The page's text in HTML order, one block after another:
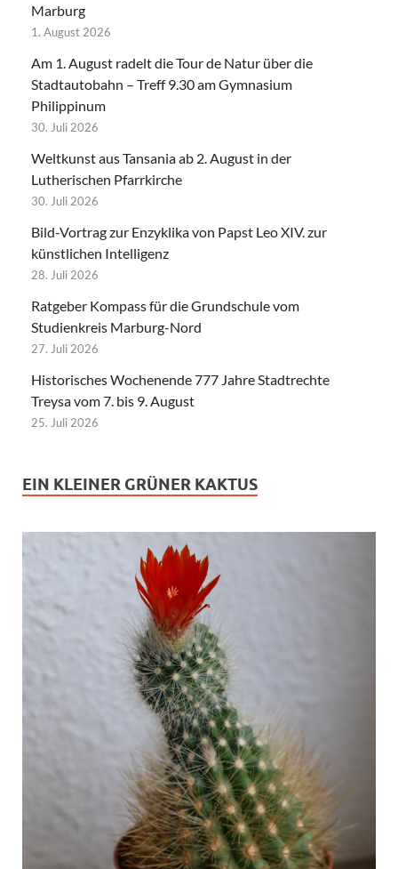
Marburg
1. August 2026
Am 1. August radelt die Tour de Natur über die
Stadtautobahn – Treff 9.30 am Gymnasium
Philippinum
30. Juli 2026
Weltkunst aus Tansania ab 2. August in der
Lutherischen Pfarrkirche
30. Juli 2026
Bild-Vortrag zur Enzyklika von Papst Leo XIV. zur
künstlichen Intelligenz
28. Juli 2026
Ratgeber Kompass für die Grundschule vom
Studienkreis Marburg-Nord
27. Juli 2026
Historisches Wochenende 777 Jahre Stadtrechte
Treysa vom 7. bis 9. August
25. Juli 2026
EIN KLEINER GRÜNER KAKTUS